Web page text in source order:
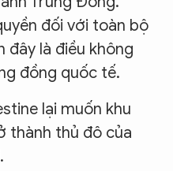
đối với toàn bộ
đây là điều không
đồng quốc tế.
lại muốn khu
thành thủ đô của